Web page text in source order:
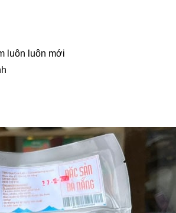
luôn luôn mới